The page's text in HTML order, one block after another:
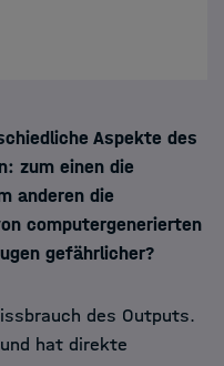
Aspekte des
zum einen die
anderen die
computergenerierten
gefährlicher?
des Outputs.
hat direkte